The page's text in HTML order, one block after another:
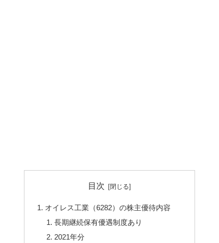
目次
オイレス工業（6282）の株主優待内容
長期継続保有優遇制度あり
2021年分